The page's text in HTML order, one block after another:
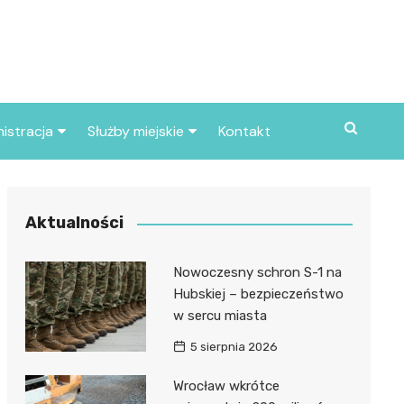
miasta
Służby miejskie
Policja
Kontakt
Aktualności
Nowoczesny schron S-1 na
Hubskiej – bezpieczeństwo
w sercu miasta
5 sierpnia 2026
Wrocław wkrótce